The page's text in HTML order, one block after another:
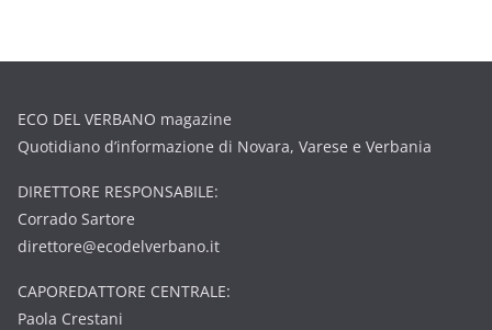
ECO DEL VERBANO magazine
Quotidiano d’informazione di Novara, Varese e Verbania
DIRETTORE RESPONSABILE:
Corrado Sartore
direttore@ecodelverbano.it
CAPOREDATTORE CENTRALE:
Paola Crestani